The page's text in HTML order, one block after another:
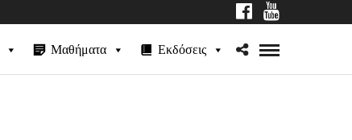
Μαθήματα Εκδόσεις